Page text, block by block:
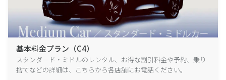
基本料金プラン（C4）
スタンダード・ミドルのレンタル、お得な割引料金や予約、乗り
捨てなどの詳細は、こちらから各店舗にお電話ください。